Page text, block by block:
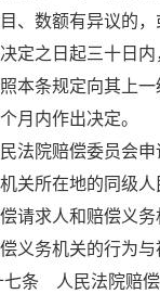
、数额有异议的
定之日起三十日
照本条规定向其
个月内作出决定。
法院赔偿委员会
机关所在地的同
偿请求人和赔偿义
义务机关的行为
人民法院赔偿委